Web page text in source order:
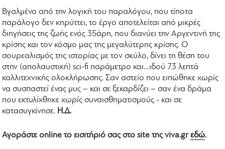
Βγαλμένο από την λογική του παραλόγου, που τίποτα
παράλογο δεν κηρύττει, το έργο αποτελείται από μικρές
διηγήσεις της ζωής ενός 35άρη, που διανύει την Αργεντινή της
κρίσης και τον κόσμο μας της μεγαλύτερης κρίσης. Ο
σουρεαλισμός της ιστορίας με τον σκύλο, δίνει τη θέση του
στην (απολαυστική) sci-fi παράμετρο και…ιδού 73 λεπτά
καλλιτεχνικής ολοκλήρωσης. Σαν αστείο που ειπώθηκε χωρίς
να συσπαστεί ένας μυς – και σε ξεκαρδίζει – σαν ένα δράμα
που εκτυλίχθηκε χωρίς συναισθηματισμούς - και σε
κατασυγκίνησε. Η.Δ.
Αγοράστε online το εισιτήριό σας στο site της viva.grεδώ.